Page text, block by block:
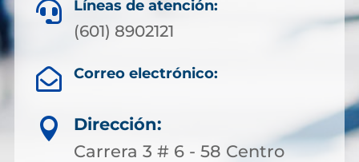
 Líneas de atención:
(601) 8902121
 Correo electrónico:

Dirección:
Carrera 3 # 6 - 58 Centro